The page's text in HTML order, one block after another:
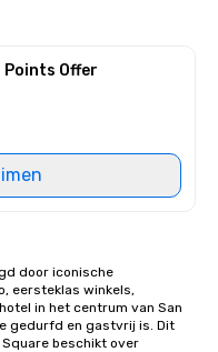
Offer
door iconische
eersteklas winkels,
in het centrum van San
gedurfd en gastvrij is. Dit
beschikt over